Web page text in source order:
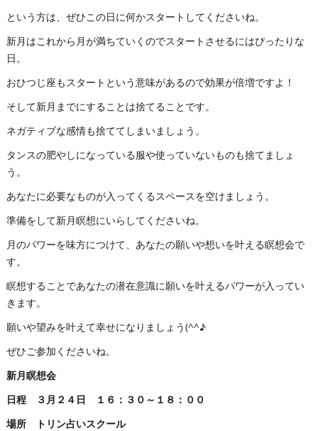
という方は、ぜひこの日に何かスタートしてくださいね。
新月はこれから月が満ちていくのでスタートさせるにはぴったりな
日。
おひつじ座もスタートという意味があるので効果が倍増ですよ！
そして新月までにすることは捨てることです。
ネガティブな感情も捨ててしまいましょう。
タンスの肥やしになっている服や使っていないものも捨てましょ
う。
あなたに必要なものが入ってくるスペースを空けましょう。
準備をして新月瞑想にいらしてくださいね。
月のパワーを味方につけて、あなたの願いや想いを叶える瞑想会で
す。
瞑想することであなたの潜在意識に願いを叶えるパワーが入ってい
きます。
願いや望みを叶えて幸せになりましょう(^^♪
ぜひご参加くださいね。
新月瞑想会
日程 ３月２４日 １６：３０～１８：００
場所 トリン占いスクール